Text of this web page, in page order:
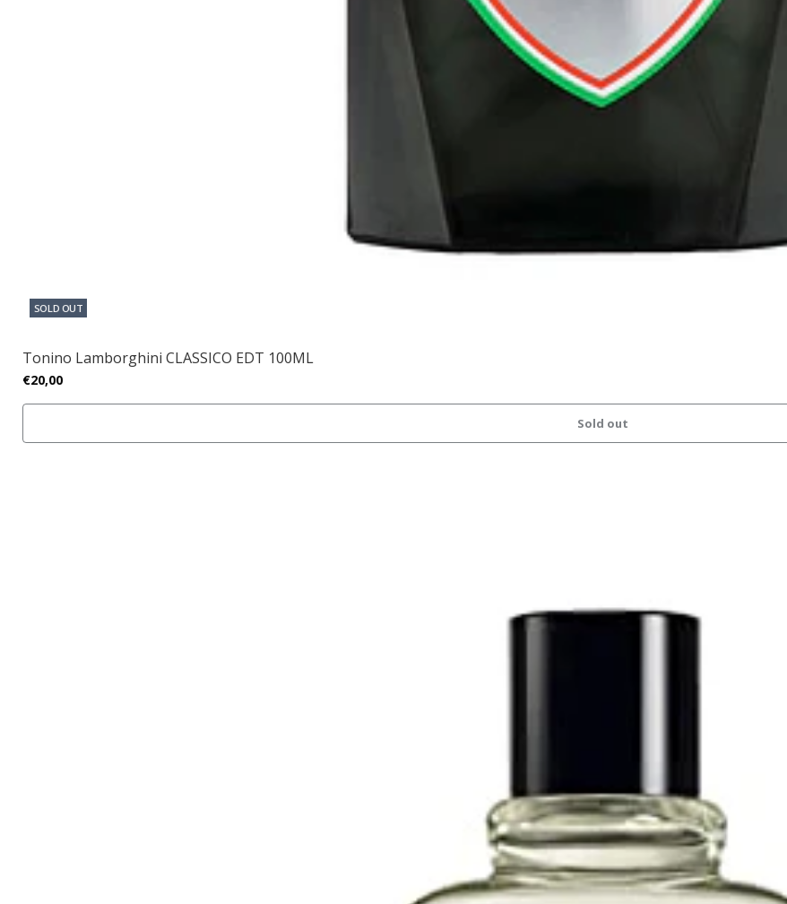
SOLD OUT
Tonino Lamborghini CLASSICO EDT 100ML
€20,00
Sold out